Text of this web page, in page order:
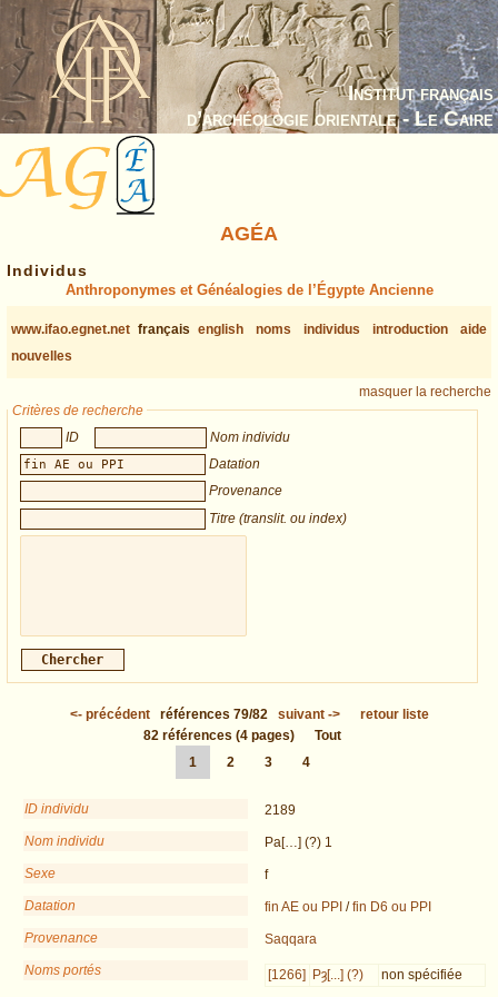
Institut français
d’archéologie orientale - Le Caire
AGÉA
Individus
Anthroponymes et Généalogies de l’Égypte Ancienne
www.ifao.egnet.net français english noms individus introduction
aide
nouvelles
masquer la recherche
Critères de recherche
ID
Nom individu
Datation
Provenance
Titre (translit. ou index)
<- précédent références 79/82 suivant->
retour liste
82 références (4 pages)
Tout
1
2 3 4
ID individu
2189
Nom individu
Pa[…] (?) 1
Sexe
f
Datation
fin AE ou PPI /fin D6 ou PPI
Provenance
Saqqara
Noms portés
[1266] Pȝ[...] (?) non spécifiée